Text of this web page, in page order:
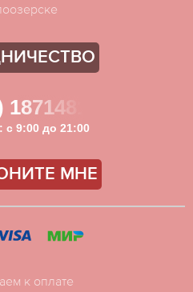
с 9:00 до 21:00
МНЕ
к оплате